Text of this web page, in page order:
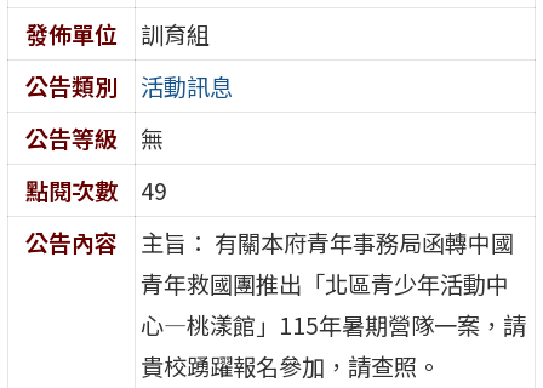
發佈單位
訓育組
公告類別
活動訊息
公告等級
無
點閱次數
49
公告內容
主旨： 有關本府青年事務局函轉中國
青年救國團推出「北區青少年活動中
心—桃漾館」115年暑期營隊一案，請
貴校踴躍報名參加，請查照。